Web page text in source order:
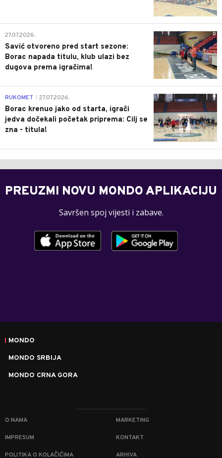
0
27.07.2026.
Savić otvoreno pred start sezone:
Borac napada titulu, klub ulazi bez
dugova prema igračima!
0
RUKOMET 27.07.2026.
Borac krenuo jako od starta, igrači
jedva dočekali početak priprema: Cilj se
zna - titula!
PREUZMI NOVU MONDO APLIKACIJU
Savršen spoj vijesti i zabave.
MONDO
MONDO SRBIJA
MONDO CRNA GORA
O NAMA MARKETING
IMPRESUM KONTAKT
POLITIKA O KOLAČIĆIMA ARHIVA